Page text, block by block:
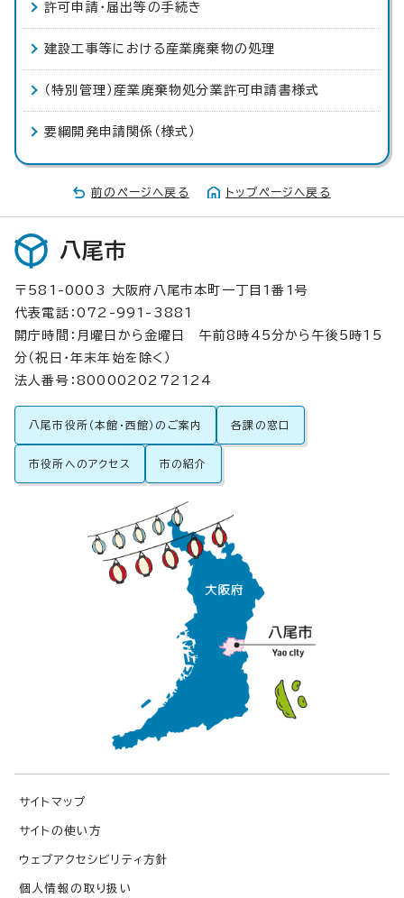
許可申請・届出等の手続き
建設工事等における産業廃棄物の処理
（特別管理）産業廃棄物処分業許可申請書様式
要綱開発申請関係（様式）
前のページへ戻る トップページへ戻る
八尾市
〒581-0003 大阪府八尾市本町一丁目1番1号
代表電話：072-991-3881
開庁時間：月曜日から金曜日 午前8時45分から午後5時15
分（祝日・年末年始を除く）
法人番号：8000020272124
八尾市役所（本館・西館）のご案内 各課の窓口
市役所へのアクセス 市の紹介
サイトマップ
サイトの使い方
ウェブアクセシビリティ方針
個人情報の取り扱い